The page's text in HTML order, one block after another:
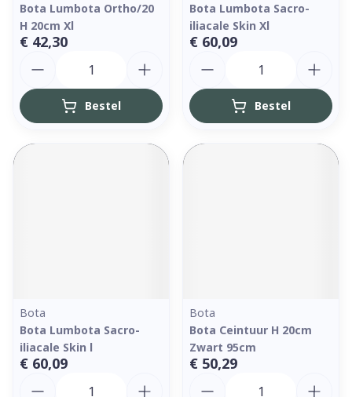
Bota Lumbota Ortho/20
H 20cm Xl
€ 42,30
Bestel
Bota Lumbota Sacro-
iliacale Skin Xl
€ 60,09
Bestel
Bota
Bota Lumbota Sacro-
iliacale Skin l
€ 60,09
Bota
Bota Ceintuur H 20cm
Zwart 95cm
€ 50,29